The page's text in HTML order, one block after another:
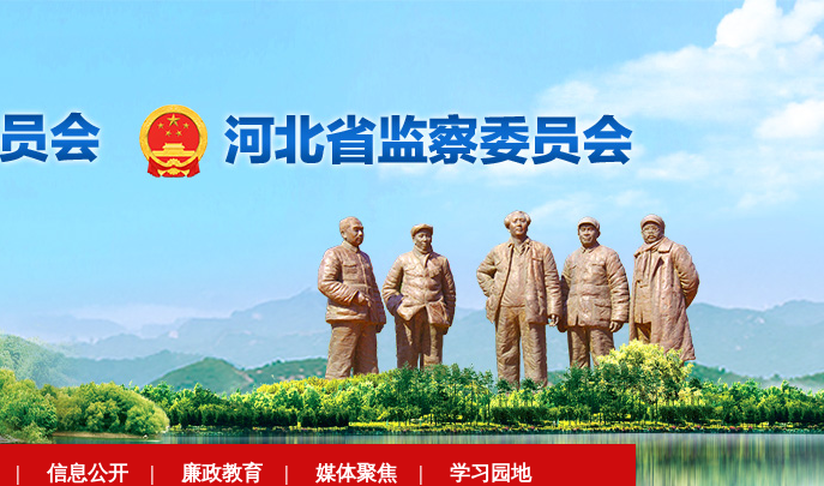
| 信息公开 | 廉政教育 | 媒体聚焦 | 学习园地